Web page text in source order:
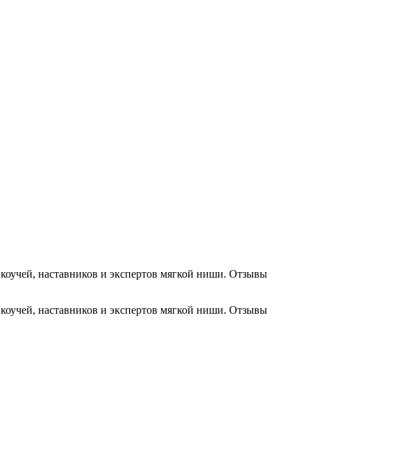
наставников и экспертов мягкой ниши. Отзывы
наставников и экспертов мягкой ниши. Отзывы